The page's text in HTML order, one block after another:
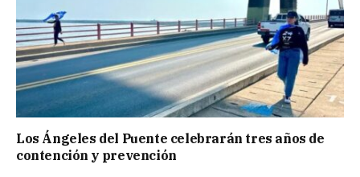
Los Ángeles del Puente celebrarán tres años de
contención y prevención